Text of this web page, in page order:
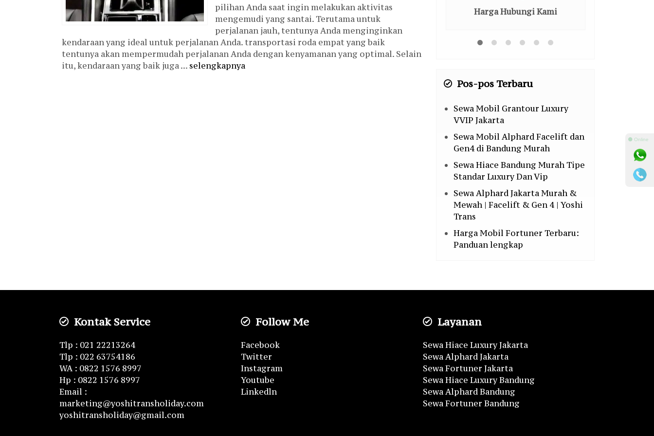
pilihan Anda saat ingin melakukan aktivitas
mengemudi yang santai. Terutama untuk
perjalanan jauh, tentunya Anda menginginkan
kendaraan yang ideal untuk perjalanan Anda. transportasi roda empat yang baik
tentunya akan mempermudah perjalanan Anda dengan kenyamanan yang optimal. Selain
itu, kendaraan yang baik juga ... selengkapnya
Harga Hubungi Kami
Pos-pos Terbaru
Sewa Mobil Grantour Luxury
VVIP Jakarta
Sewa Mobil Alphard Facelift dan
Gen4 di Bandung Murah
Sewa Hiace Bandung Murah Tipe
Standar Luxury Dan Vip
Sewa Alphard Jakarta Murah &
Mewah | Facelift & Gen 4 | Yoshi
Trans
Harga Mobil Fortuner Terbaru:
Panduan lengkap
Kontak Service
Tlp : 021 22213264
Tlp : 022 63754186
WA : 0822 1576 8997
Hp : 0822 1576 8997
Email :
marketing@yoshitransholiday.com
yoshitransholiday@gmail.com
Follow Me
Facebook
Twitter
Instagram
Youtube
Linkedln
Layanan
Sewa Hiace Luxury Jakarta
Sewa Alphard Jakarta
Sewa Fortuner Jakarta
Sewa Hiace Luxury Bandung
Sewa Alphard Bandung
Sewa Fortuner Bandung
⚫ Online